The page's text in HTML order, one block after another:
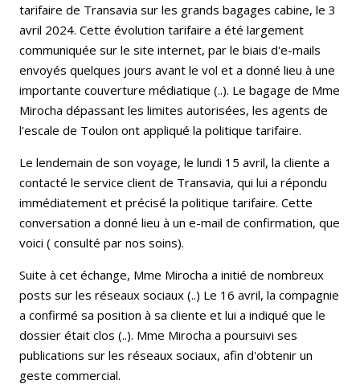
tarifaire de Transavia sur les grands bagages cabine, le 3
avril 2024. Cette évolution tarifaire a été largement
communiquée sur le site internet, par le biais d'e-mails
envoyés quelques jours avant le vol et a donné lieu à une
importante couverture médiatique (..). Le bagage de Mme
Mirocha dépassant les limites autorisées, les agents de
l'escale de Toulon ont appliqué la politique tarifaire.
Le lendemain de son voyage, le lundi 15 avril, la cliente a
contacté le service client de Transavia, qui lui a répondu
immédiatement et précisé la politique tarifaire. Cette
conversation a donné lieu à un e-mail de confirmation, que
voici ( consulté par nos soins).
Suite à cet échange, Mme Mirocha a initié de nombreux
posts sur les réseaux sociaux (..) Le 16 avril, la compagnie
a confirmé sa position à sa cliente et lui a indiqué que le
dossier était clos (..). Mme Mirocha a poursuivi ses
publications sur les réseaux sociaux, afin d'obtenir un
geste commercial.